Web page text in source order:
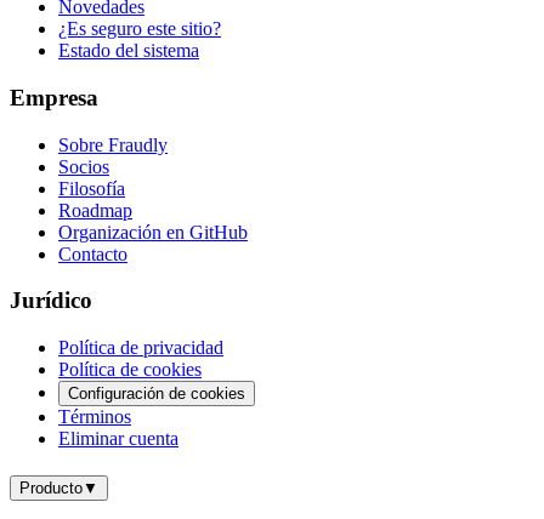
Novedades
¿Es seguro este sitio?
Estado del sistema
Empresa
Sobre Fraudly
Socios
Filosofía
Roadmap
Organización en GitHub
Contacto
Jurídico
Política de privacidad
Política de cookies
Configuración de cookies
Términos
Eliminar cuenta
Producto▼